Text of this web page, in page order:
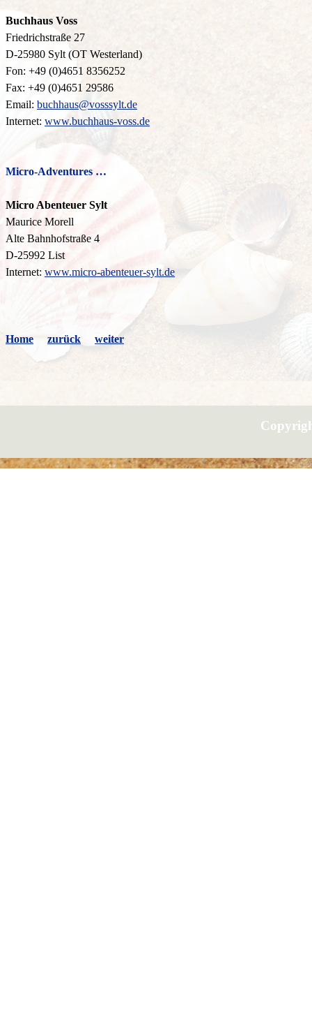
Buchhaus Voss
Friedrichstraße 27
D-25980 Sylt (OT Westerland)
Fon: +49 (0)4651 8356252
Fax: +49 (0)4651 29586
Email: buchhaus@vosssylt.de
Internet: www.buchhaus-voss.de
Micro-Adventures …
Micro Abenteuer Sylt
Maurice Morell
Alte Bahnhofstraße 4
D-25992 List
Internet: www.micro-abenteuer-sylt.de
Home zurück weiter